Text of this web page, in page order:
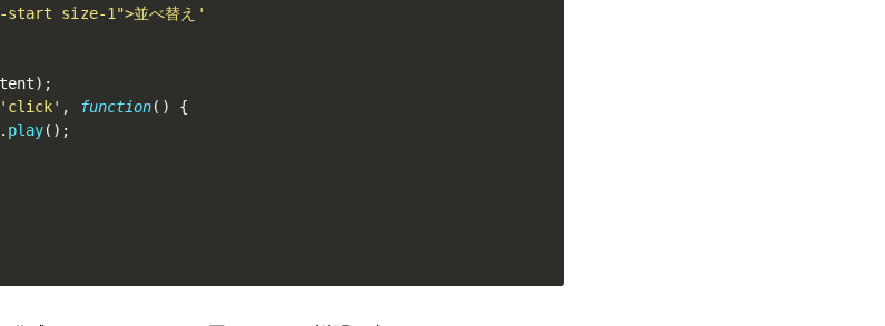
size-1">並べ替え'
) ;
'click' , function( )
{
. play( ) ;